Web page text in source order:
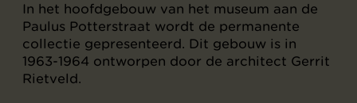
In het hoofdgebouw van het museum aan de
Paulus Potterstraat wordt de permanente
collectie gepresenteerd. Dit gebouw is in
1963-1964 ontworpen door de architect Gerrit
Rietveld.